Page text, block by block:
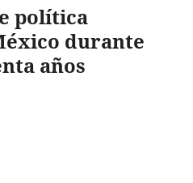
política
durante
años